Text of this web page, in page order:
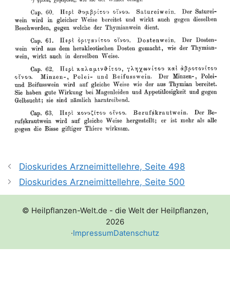
Dioskurides Arzneimittellehre, Seite 498
Dioskurides Arzneimittellehre, Seite 500
© Heilpflanzen-Welt.de - die Welt der Heilpflanzen,
2026
·ImpressumDatenschutz